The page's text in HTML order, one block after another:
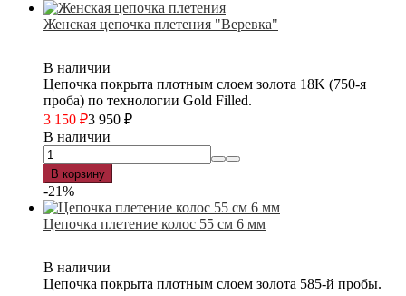
Женская цепочка плетения "Веревка"
В наличии
Цепочка покрыта плотным слоем золота 18K (750-я
проба) по технологии Gold Filled.
3 150 ₽3 950 ₽
В наличии
В корзину
-21%
Цепочка плетение колос 55 см 6 мм
В наличии
Цепочка покрыта плотным слоем золота 585-й пробы.